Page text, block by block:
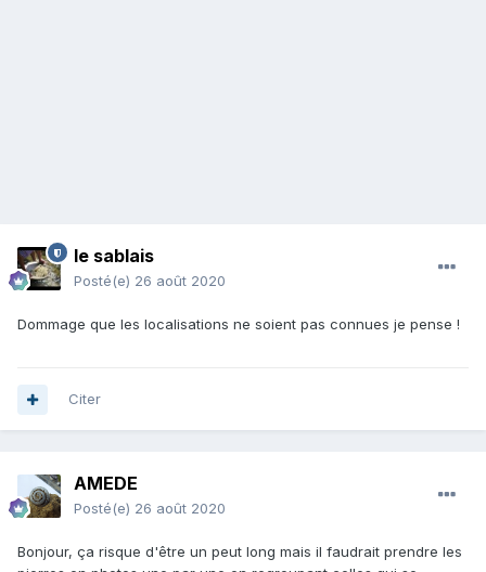
le sablais
Posté(e) 26 août 2020
Dommage que les localisations ne soient pas connues je pense !
Citer
AMEDE
Posté(e) 26 août 2020
Bonjour, ça risque d'être un peut long mais il faudrait prendre les